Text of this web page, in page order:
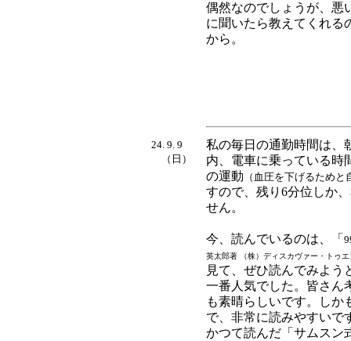
偶然なのでしょうが、悪
に聞いたら教えてくれる
から。
24. 9. 9
（日）
私の毎日の通勤時間は、
内、電車に乗っている時
の運動 （血圧を下げるため
すので、残り6分位しか
せん。
今、読んでいるのは、「
英太郎著 （株）ディスカヴァー・トゥ
見て、ぜひ読んでみよう
一番人気でした。皆さん
も素晴らしいです。しか
で、非常に読みやすいで
かつて読んだ「サムスン